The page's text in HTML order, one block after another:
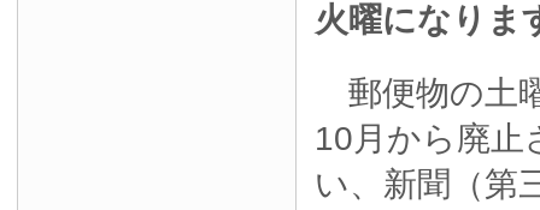
火曜になりま
郵便物の土
10月から廃止
い、新聞（第